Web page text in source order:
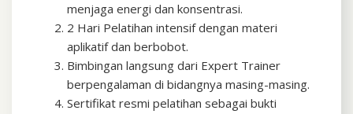
menjaga energi dan konsentrasi.
2 Hari Pelatihan intensif dengan materi
aplikatif dan berbobot.
Bimbingan langsung dari Expert Trainer
berpengalaman di bidangnya masing-masing.
Sertifikat resmi pelatihan sebagai bukti